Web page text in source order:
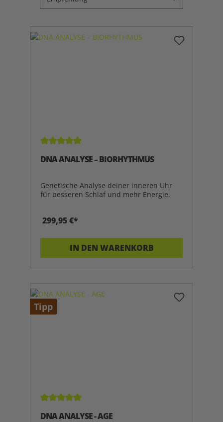
Durchschnittliche Bewertung von 5 von 5
DNA ANALYSE – BIORHYTHMUS
Genetische Analyse deiner inneren Uhr
für besseren Schlaf und mehr Energie.
299,95 €*
IN DEN WARENKORB
Tipp
Durchschnittliche Bewertung von 5 von 5
DNA ANALYSE - AGE